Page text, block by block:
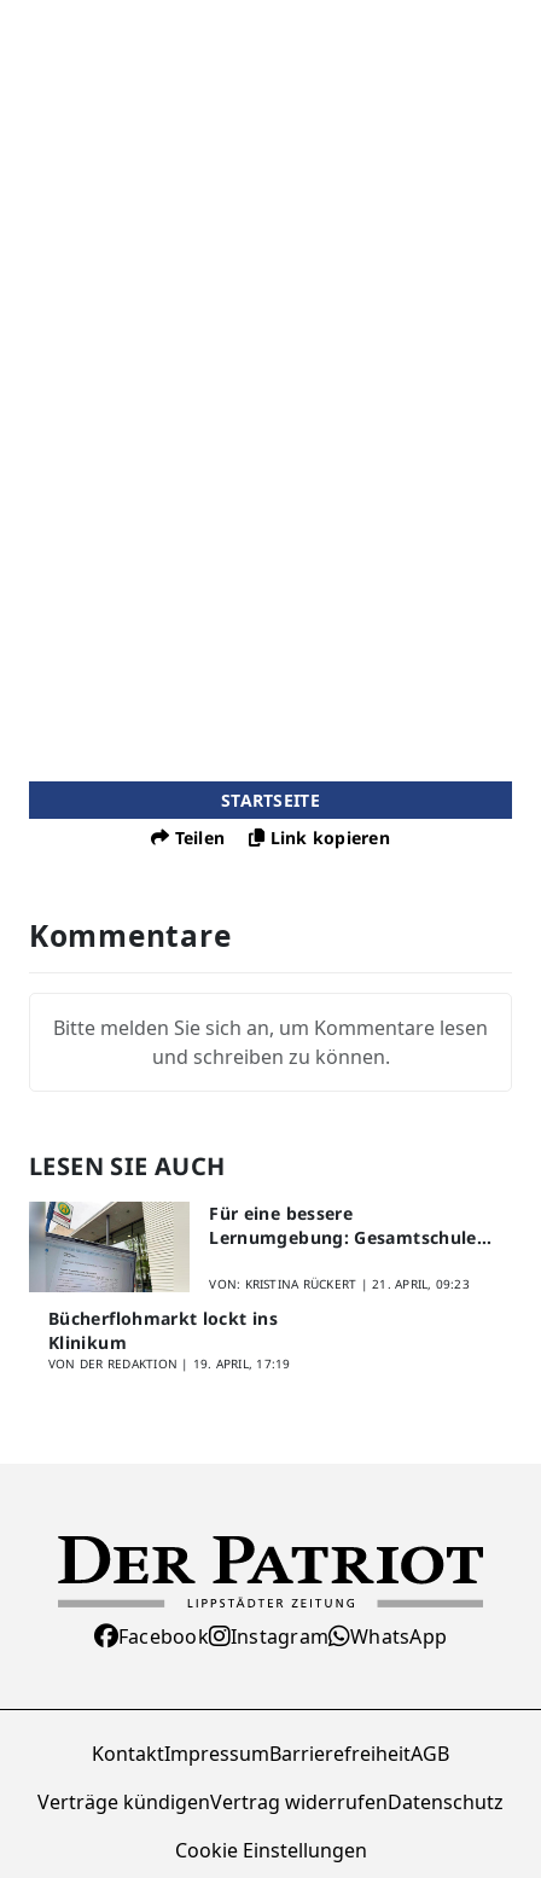
STARTSEITE
Teilen
Link kopieren
Kommentare
Bitte melden Sie sich an, um Kommentare lesen
und schreiben zu können.
LESEN SIE AUCH
Für eine bessere
Lernumgebung: Gesamtschule
Schülerfeedback
VON: KRISTINA RÜCKERT |21. APRIL, 09:23
Bücherflohmarkt lockt ins
Klinikum
VON DER REDAKTION | 19. APRIL, 17:19
Facebook Instagram WhatsApp
KontaktImpressumBarrierefreiheitAGB
Verträge kündigenVertrag widerrufenDatenschutz
Cookie Einstellungen